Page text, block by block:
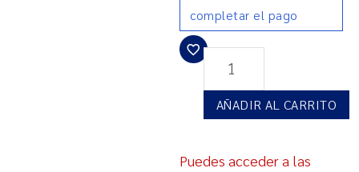
completar el pago
AÑADIR AL CARRITO
Puedes acceder a las